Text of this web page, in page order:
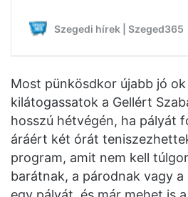
Most pünkösdkor újabb jó
kilátogassatok a Gellért
hosszú hétvégén, ha pályát
áráért két órát
program, amit nem kell
barátnak, a párodnak vagy